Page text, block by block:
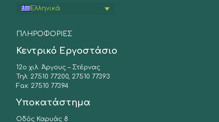
Ελληνικά
ΠΛΗΡΟΦΟΡΙΕΣ
Κεντρικό Εργοστάσιο
12ο χιλ. Άργους – Στέρνας
Τηλ: 27510 77200, 27510 77393
Fax: 27510 77394
Υποκατάστημα
Οδός Καρυάς 8